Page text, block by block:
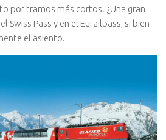
por tramos más cortos. ¿Una gran
Swiss Pass y en el Eurailpass, si bien
el asiento.